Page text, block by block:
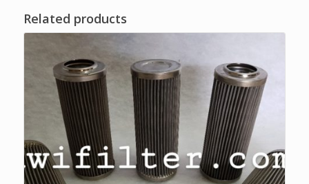
Related products